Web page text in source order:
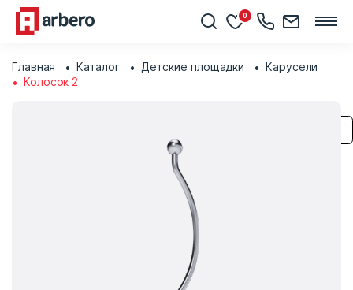
0
Главная Каталог Детские площадки
Карусели
Колосок 2